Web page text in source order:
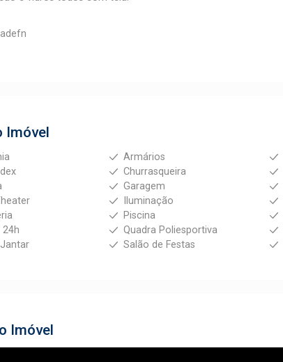
Imóvel
Armários
Churrasqueira
Garagem
Iluminação
Piscina
24h
Quadra Poliesportiva
Salão de Festas
Imóvel